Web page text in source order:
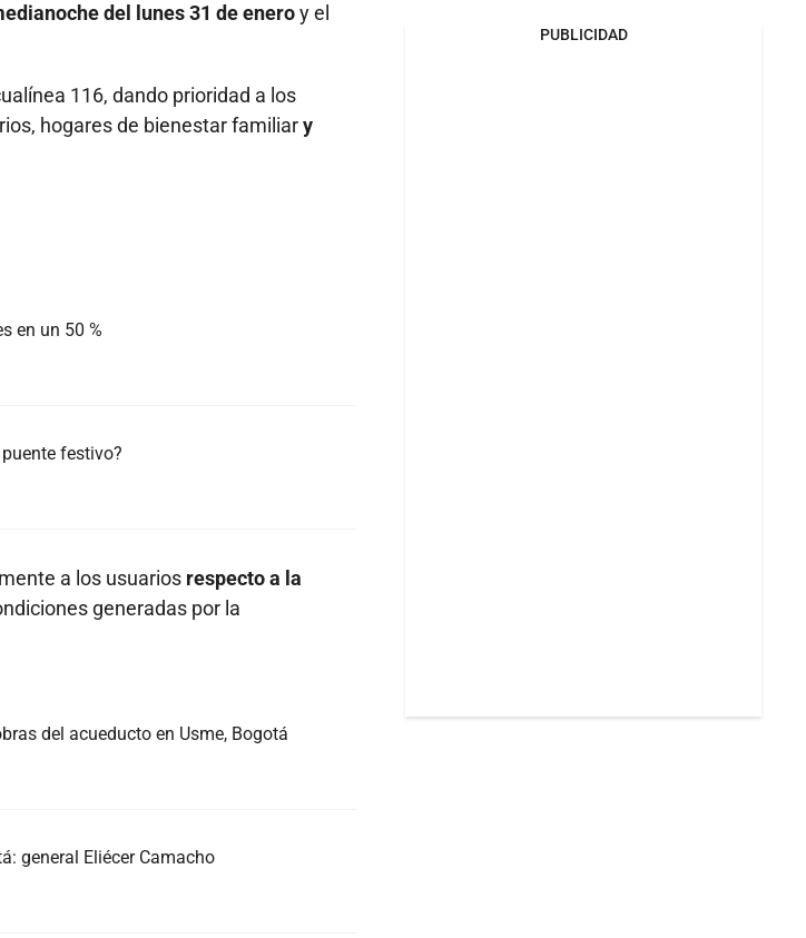
del lunes 31 de eneroy el
116, dando prioridad a los
hogares de bienestar familiary
en un 50 %
festivo?
a los usuarios respecto a la
generadas por la
del acueducto en Usme, Bogotá
general Eliécer Camacho
PUBLICIDAD